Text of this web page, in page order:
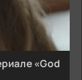
«God